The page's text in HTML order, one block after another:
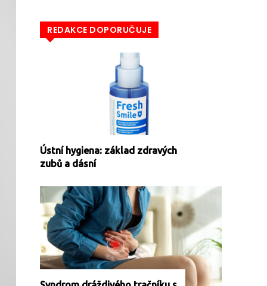
REDAKCE DOPORUČUJE
Ústní hygiena: základ zdravých
zubů a dásní